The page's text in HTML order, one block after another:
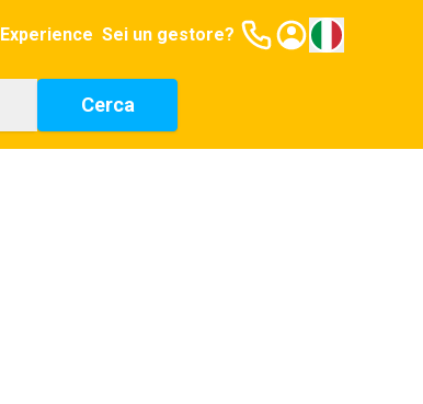
Experience Sei un gestore?
Cerca